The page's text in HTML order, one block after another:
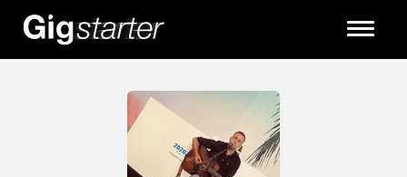
Toggle